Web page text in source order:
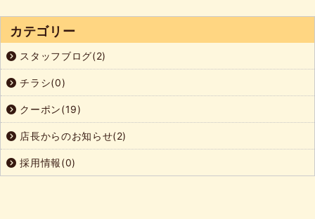
カテゴリー
スタッフブログ(2)
チラシ(0)
クーポン(19)
店長からのお知らせ(2)
採用情報(0)